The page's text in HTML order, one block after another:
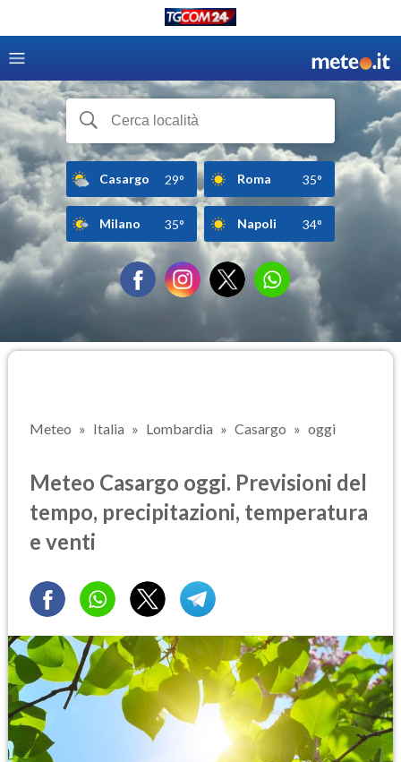
Casargo 29° Roma 35°
Milano 35° Napoli 34°
Meteo Italia Lombardia Casargo oggi
Meteo Casargo oggi. Previsioni del
tempo, precipitazioni, temperatura
e venti